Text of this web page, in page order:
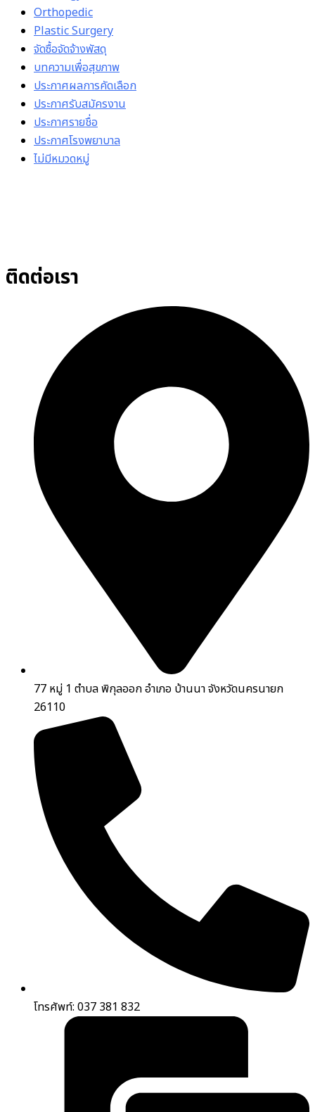
Orthopedic
Plastic Surgery
จัดซื้อจัดจ้างพัสดุ
บทความเพื่อสุขภาพ
ประกาศผลการคัดเลือก
ประกาศรับสมัครงาน
ประกาศรายชื่อ
ประกาศโรงพยาบาล
ไม่มีหมวดหมู่
ติดต่อเรา
77 หมู่ 1 ตำบล พิกุลออก อำเภอ บ้านนา จังหวัดนครนายก
26110
โทรศัพท์: 037 381 832